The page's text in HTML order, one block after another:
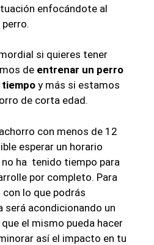
enfocándote al
si quieres tener
de entrenar un perro
tiempoy más si estamos
de corta edad.
con menos de 12
esperar un horario
ha tenido tiempo para
por completo. Para
lo que podrás
será acondicionando un
el mismo pueda hacer
así el impacto en tu